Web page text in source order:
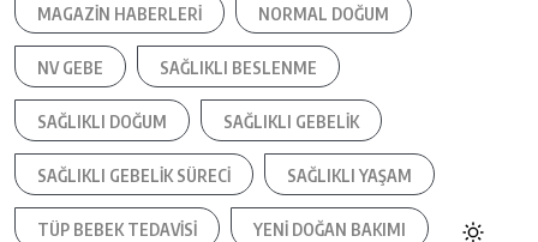
MAGAZIN HABERLERI NORMAL DOĞUM
NV GEBE SAĞLIKLI BESLENME
SAĞLIKLI DOĞUM SAĞLIKLI GEBELIK
SAĞLIKLI GEBELIK SÜRECI SAĞLIKLI YAŞAM
TÜP BEBEK TEDAVISI YENI DOĞAN BAKIMI